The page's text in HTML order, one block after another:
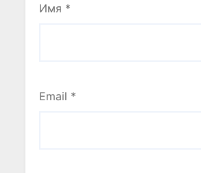
Имя *
Email *